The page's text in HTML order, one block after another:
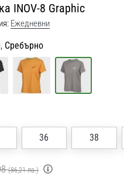
INOV-8 Graphic
Ежедневни
Сребърно
36 38
(86,21 лв.)